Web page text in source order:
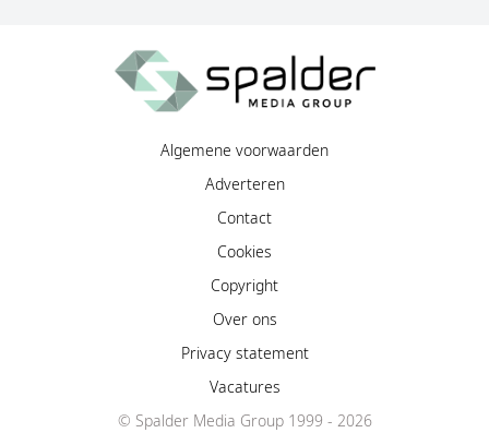
Algemene voorwaarden
Adverteren
Contact
Cookies
Copyright
Over ons
Privacy statement
Vacatures
© Spalder Media Group 1999 - 2026